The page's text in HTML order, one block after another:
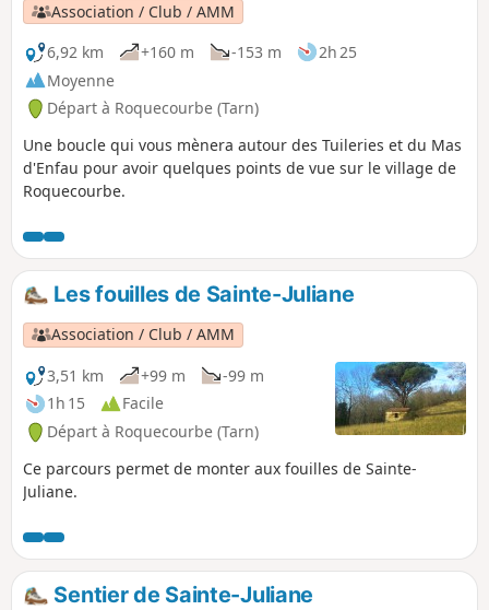
des prairies, chemins communaux, petits hameaux et sous-
bois. Vous pourrez, notamment, apercevoir les ruines du
château de Montfa, qui est en train de renaître, petit à
petit, grâce à l’association des amis du château.
Association / Club / AMM
6,92 km
+160 m -153 m
2h 25
Moyenne
Départ à Roquecourbe (Tarn)
Une boucle qui vous mènera autour des Tuileries et du Mas
d'Enfau pour avoir quelques points de vue sur le village de
Roquecourbe.
Les fouilles de Sainte-Juliane
Association / Club / AMM
3,51 km
+99 m
-99 m
1h 15
Facile
Départ à Roquecourbe (Tarn)
Ce parcours permet de monter aux fouilles de Sainte-
Juliane.
Sentier de Sainte-Juliane